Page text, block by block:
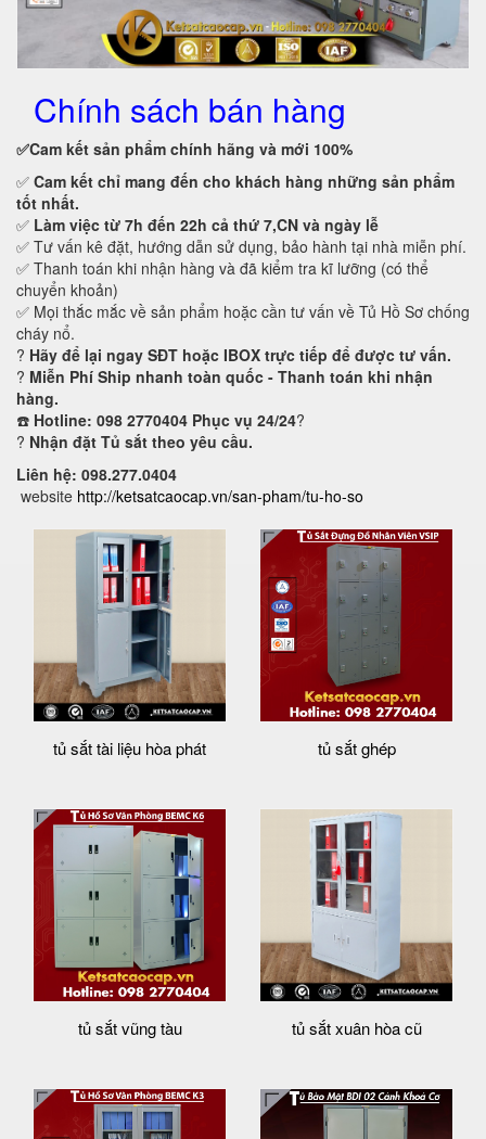
Chính sách bán hàng
✅Cam kết sản phẩm chính hãng và mới 100%
✅ Cam kết chỉ mang đến cho khách hàng những sản phẩm
tốt nhất.
✅ Làm việc từ 7h đến 22h cả thứ 7,CN và ngày lễ
✅ Tư vấn kê đặt, hướng dẫn sử dụng, bảo hành tại nhà miễn phí.
✅ Thanh toán khi nhận hàng và đã kiểm tra kĩ lưỡng (có thể
chuyển khoản)
✅ Mọi thắc mắc về sản phẩm hoặc cần tư vấn về Tủ Hồ Sơ chống
cháy nổ.
? Hãy để lại ngay SĐT hoặc IBOX trực tiếp để được tư vấn.
? Miễn Phí Ship nhanh toàn quốc - Thanh toán khi nhận
hàng.
☎️ Hotline: 098 2770404 Phục vụ 24/24?
? Nhận đặt Tủ sắt theo yêu cầu.
Liên hệ: 098.277.0404
website http://ketsatcaocap.vn/san-pham/tu-ho-so
tủ sắt tài liệu hòa phát tủ sắt ghép
tủ sắt vũng tàu tủ sắt xuân hòa cũ